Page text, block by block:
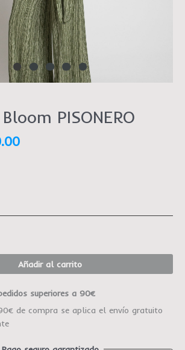
PISONERO
Añadir al carrito
superiores a 90€
de compra se aplica el envío gratuito